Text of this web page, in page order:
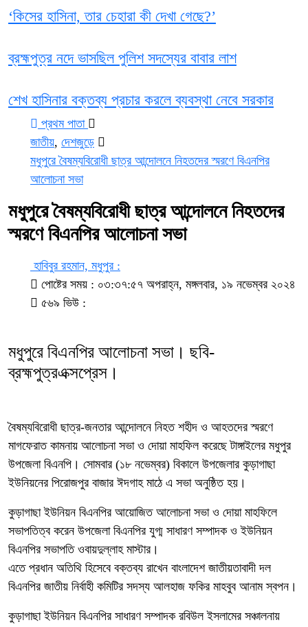
প্রথম পাতা
জাতীয়, দেশজুড়ে
মধুপুরে বৈষম্যবিরোধী ছাত্র আন্দোলনে নিহতদের স্মরণে বিএনপির
আলোচনা সভা
মধুপুরে বৈষম্যবিরোধী ছাত্র আন্দোলনে নিহতদের
স্মরণে বিএনপির আলোচনা সভা
হাবিবুর রহমান, মধুপুর :
পোষ্টের সময় : ০৩:৩৭:৫৭ অপরাহ্ন, মঙ্গলবার, ১৯ নভেম্বর ২০২৪
৫৬৯ ভিউ :
মধুপুরে বিএনপির আলোচনা সভা। ছবি-
ব্রহ্মপুত্রএক্সপ্রেস।
বৈষম্যবিরোধী ছাত্র-জনতার আন্দোলনে নিহত শহীদ ও আহতদের স্মরণে
মাগফেরাত কামনায় আলোচনা সভা ও দোয়া মাহফিল করেছে টাঙ্গাইলের মধুপুর
উপজেলা বিএনপি। সোমবার (১৮ নভেম্বর) বিকালে উপজেলার কুড়াগাছা
ইউনিয়নের পিরোজপুর বাজার ঈদগাহ মাঠে এ সভা অনুষ্ঠিত হয়।
কুড়াগাছা ইউনিয়ন বিএনপির আয়োজিত আলোচনা সভা ও দোয়া মাহফিলে
সভাপতিত্ব করেন উপজেলা বিএনপির যুগ্ম সাধারণ সম্পাদক ও ইউনিয়ন
বিএনপির সভাপতি ওবায়দুল্লাহ মাস্টার।
এতে প্রধান অতিথি হিসেবে বক্তব্য রাখেন বাংলাদেশ জাতীয়তাবাদী দল
বিএনপির জাতীয় নির্বাহী কমিটির সদস্য আলহাজ ফকির মাহবুব আনাম স্বপন।
কুড়াগাছা ইউনিয়ন বিএনপির সাধারণ সম্পাদক রবিউল ইসলামের সঞ্চালনায়
‘কিসের হাসিনা, তার চেহারা কী দেখা গেছে?’
ব্রহ্মপুত্র নদে ভাসছিল পুলিশ সদস্যের বাবার লাশ
শেখ হাসিনার বক্তব্য প্রচার করলে ব্যবস্থা নেবে সরকার